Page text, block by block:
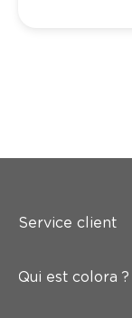
Service client
Qui est colora ?